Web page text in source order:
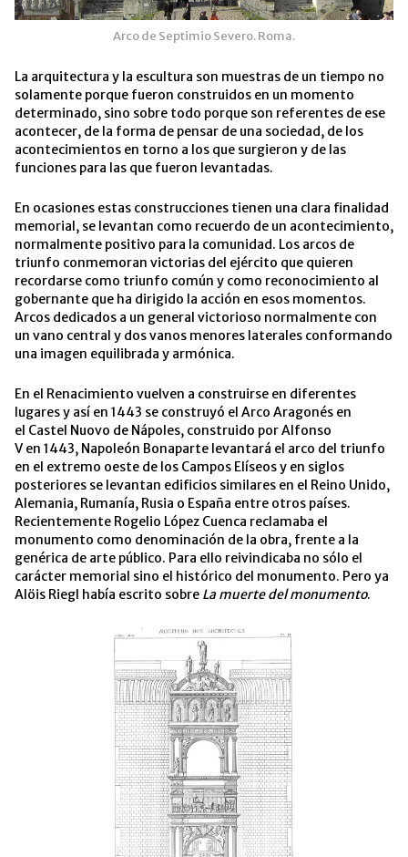
Arco de Septimio Severo. Roma.
La arquitectura y la escultura son muestras de un tiempo no
solamente porque fueron construidos en un momento
determinado, sino sobre todo porque son referentes de ese
acontecer, de la forma de pensar de una sociedad, de los
acontecimientos en torno a los que surgieron y de las
funciones para las que fueron levantadas.
En ocasiones estas construcciones tienen una clara finalidad
memorial, se levantan como recuerdo de un acontecimiento,
normalmente positivo para la comunidad. Los arcos de
triunfo conmemoran victorias del ejército que quieren
recordarse como triunfo común y como reconocimiento al
gobernante que ha dirigido la acción en esos momentos.
Arcos dedicados a un general victorioso normalmente con
un vano central y dos vanos menores laterales conformando
una imagen equilibrada y armónica.
En el Renacimiento vuelven a construirse en diferentes
lugares y así en 1443 se construyó el Arco Aragonés en
el Castel Nuovo de Nápoles, construido por Alfonso
V en 1443, Napoleón Bonaparte levantará el arco del triunfo
en el extremo oeste de los Campos Elíseos y en siglos
posteriores se levantan edificios similares en el Reino Unido,
Alemania, Rumanía, Rusia o España entre otros países.
Recientemente Rogelio López Cuenca reclamaba el
monumento como denominación de la obra, frente a la
genérica de arte público. Para ello reivindicaba no sólo el
carácter memorial sino el histórico del monumento. Pero ya
Alöis Riegl había escrito sobre La muerte del monumento.